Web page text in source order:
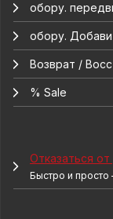
обору.
обору.
Возврат /
% Sale
Отказаться
Быстро и